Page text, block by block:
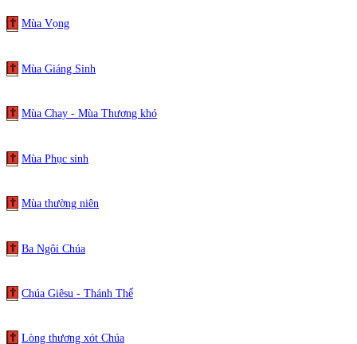
Mùa Vọng
Mùa Giáng Sinh
Mùa Chay - Mùa Thương khó
Mùa Phục sinh
Mùa thường niên
Ba Ngôi Chúa
Chúa Giêsu - Thánh Thể
Lòng thương xót Chúa